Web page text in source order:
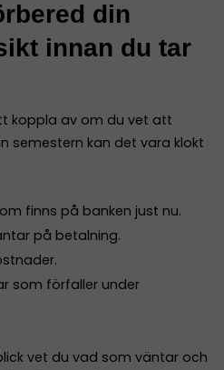
din
innan du tar
koppla av om du vet att
semestern kan det vara klokt
finns på banken just nu.
på betalning.
som förfaller under
vet du vad som väntar och